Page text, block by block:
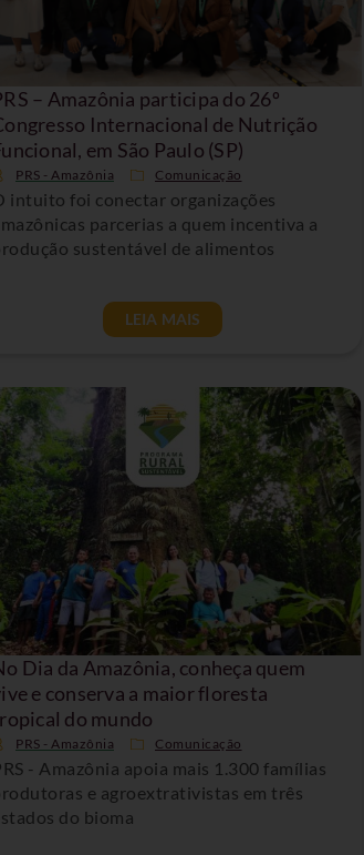
– Amazônia participa do 26º
Internacional de Nutrição
em São Paulo (SP)
PRS - Amazônia Comunicação
intuito foi conectar organizações
parcerias a quem incentiva a
sustentável de alimentos
LEIA MAIS
Dia da Amazônia, conheça quem
e conserva a maior floresta
do mundo
PRS - Amazônia Comunicação
- Amazônia apoia mais 1.300 famílias
e agroextrativistas em três
do bioma